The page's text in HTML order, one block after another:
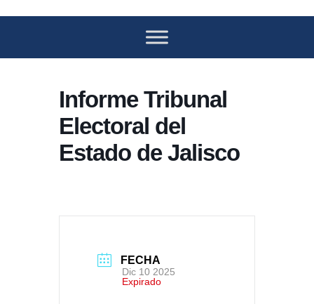
Informe Tribunal
Electoral del
Estado de Jalisco
FECHA
Dic 10 2025
Expirado